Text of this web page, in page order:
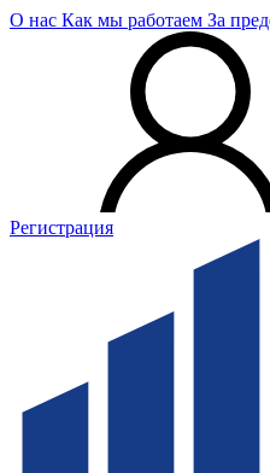
О нас Как мы работаем За
Регистрация